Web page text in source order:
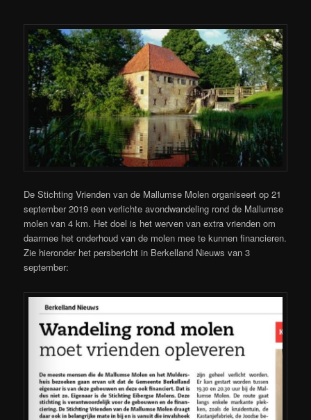
De Stichting Vrienden van de Mallumse Molen organiseert op 21
september 2019 een verlichte avondwandeling rond de Mallumse
molen van 4 km. Het doel is het werven van extra vrienden om
daarmee het onderhoud van de molen mee te kunnen financieren.
Zie hieronder het persbericht in Berkelland Nieuws van 3
september: